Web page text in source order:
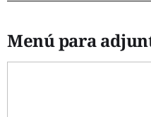
Menú para